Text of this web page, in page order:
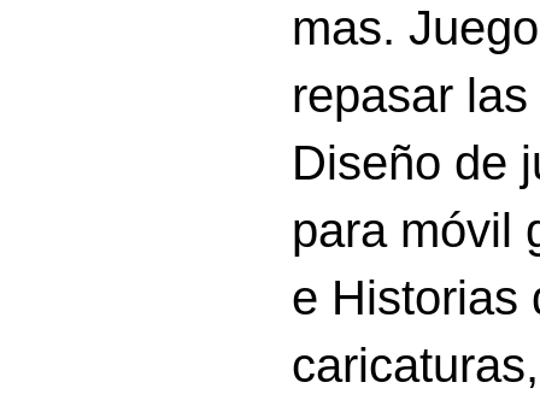
mas.
repasar
Diseño de
para móvil
e Historias